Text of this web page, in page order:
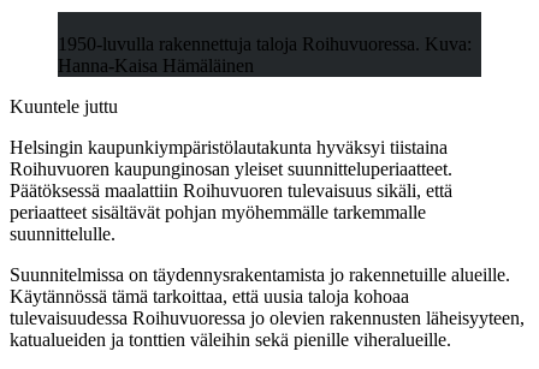
1950-luvulla rakennettuja taloja Roihuvuoressa. ­Kuva:
Hanna-Kaisa Hämäläinen
Kuuntele juttu
Helsingin kaupunkiympäristölautakunta hyväksyi tiistaina
Roihuvuoren kaupunginosan yleiset suunnitteluperiaatteet.
Päätöksessä maalattiin Roihuvuoren tulevaisuus sikäli, että
periaatteet sisältävät pohjan myöhemmälle tarkemmalle
suunnittelulle.
Suunnitelmissa on täydennysrakentamista jo rakennetuille alueille.
Käytännössä tämä tarkoittaa, että uusia taloja kohoaa
tulevaisuudessa Roihuvuoressa jo olevien rakennusten läheisyyteen,
katualueiden ja tonttien väleihin sekä pienille viheralueille.